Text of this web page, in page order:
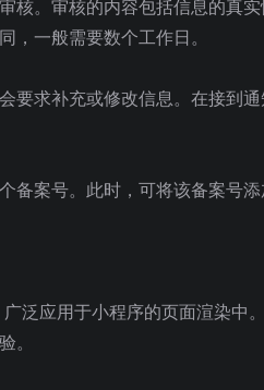
核。审核的内容包括信息的真
一般需要数个工作日。
要求补充或修改信息。在接到
备案号。此时，可将该备案号
泛应用于小程序的页面渲染中
。